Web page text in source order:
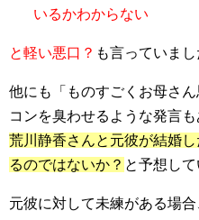
いるかわからない
と軽い悪口？ も言っていまし
他にも「ものすごくお母さ
コンを臭わせるような発言
荒川静香さんと元彼が結婚
るのではないか？ と予想して
元彼に対して未練がある場